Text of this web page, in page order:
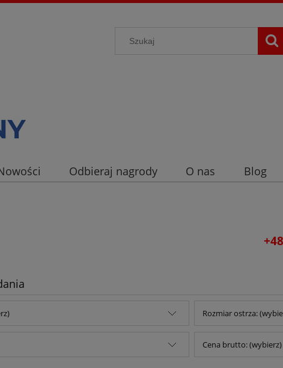
Odbieraj nagrody O nas Blog
Rozmiar ostrza:
Cena brutto: (wybierz)